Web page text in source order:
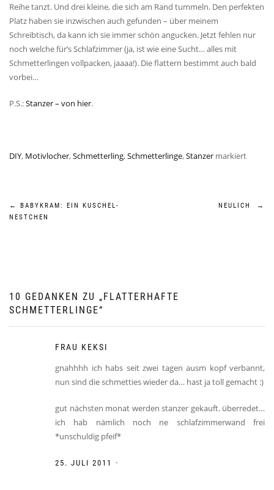
Reihe tanzt. Und drei kleine, die sich am Rand tummeln. Den perfekten
Platz haben sie inzwischen auch gefunden – über meinem
Schreibtisch, da kann ich sie immer schön angucken. Jetzt fehlen nur
noch welche für’s Schlafzimmer (ja, ist wie eine Sucht… alles mit
Schmetterlingen vollpacken, jaaaa!). Die flattern bestimmt auch bald
vorbei…
P.S.:Stanzer – von hier.
DIY, Motivlocher,Schmetterling,Schmetterlinge,Stanzer markiert
Beitragsnavigation
←
BABYKRAM: EIN KUSCHEL-
NESTCHEN
NEULICH →
10 GEDANKEN ZU „FLATTERHAFTE
SCHMETTERLINGE“
FRAU KEKSI
gnahhhh ich habs seit zwei tagen ausm kopf verbannt,
nun sind die schmetties wieder da… hast ja toll gemacht :)
gut nächsten monat werden stanzer gekauft. überredet…
ich hab nämlich noch ne schlafzimmerwand frei
*unschuldig pfeif*
25. JULI 2011 -